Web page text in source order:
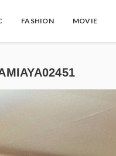
FASHION MOVIE